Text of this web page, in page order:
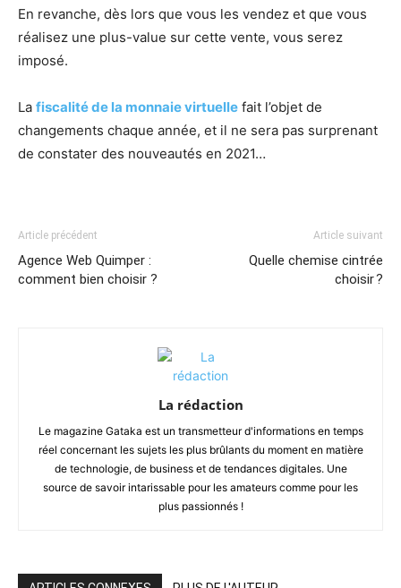
En revanche, dès lors que vous les vendez et que vous
réalisez une plus-value sur cette vente, vous serez
imposé.
La fiscalité de la monnaie virtuelle fait l’objet de
changements chaque année, et il ne sera pas surprenant
de constater des nouveautés en 2021…
Article précédent
Agence Web Quimper :
comment bien choisir ?
Article suivant
Quelle chemise cintrée
choisir ?
La rédaction
Le magazine Gataka est un transmetteur d'informations en temps
réel concernant les sujets les plus brûlants du moment en matière
de technologie, de business et de tendances digitales. Une
source de savoir intarissable pour les amateurs comme pour les
plus passionnés !